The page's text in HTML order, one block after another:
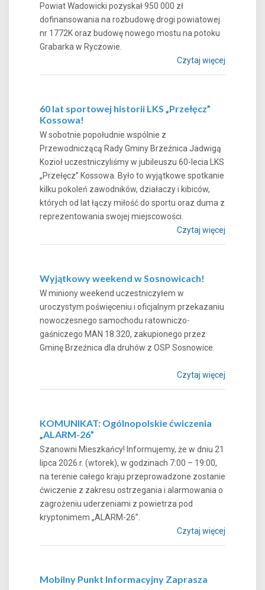
Powiat Wadowicki pozyskał 950 000 zł
dofinansowania na rozbudowę drogi powiatowej
nr 1772K oraz budowę nowego mostu na potoku
Grabarka w Ryczowie.
Czytaj więcej
60 lat sportowej historii LKS „Przełęcz”
Kossowa!
W sobotnie popołudnie wspólnie z
Przewodniczącą Rady Gminy Brzeźnica Jadwigą
Kozioł uczestniczyliśmy w jubileuszu 60-lecia LKS
„Przełęcz” Kossowa. Było to wyjątkowe spotkanie
kilku pokoleń zawodników, działaczy i kibiców,
których od lat łączy miłość do sportu oraz duma z
reprezentowania swojej miejscowości.
Czytaj więcej
Wyjątkowy weekend w Sosnowicach!
W miniony weekend uczestniczyłem w
uroczystym poświęceniu i oficjalnym przekazaniu
nowoczesnego samochodu ratowniczo-
gaśniczego MAN 18.320, zakupionego przez
Gminę Brzeźnica dla druhów z OSP Sosnowice.
Czytaj więcej
KOMUNIKAT: Ogólnopolskie ćwiczenia
„ALARM-26”
Szanowni Mieszkańcy! Informujemy, że w dniu 21
lipca 2026 r. (wtorek), w godzinach 7:00 – 19:00,
na terenie całego kraju przeprowadzone zostanie
ćwiczenie z zakresu ostrzegania i alarmowania o
zagrożeniu uderzeniami z powietrza pod
kryptonimem „ALARM-26”.
Czytaj więcej
Mobilny Punkt Informacyjny Zaprasza